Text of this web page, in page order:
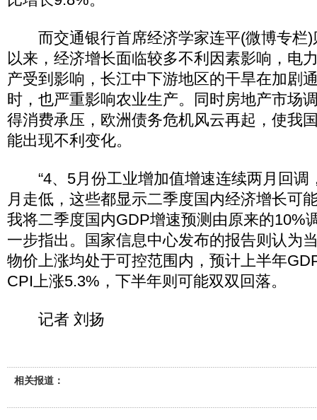
而交通银行首席经济学家连平(微博专栏)
以来，经济增长面临较多不利因素影响，电
产受到影响，长江中下游地区的干旱在加剧
时，也严重影响农业生产。同时房地产市场
得消费承压，欧洲债务危机风云再起，使我
能出现不利变化。
“4、5月份工业增加值增速连续两月回调
月走低，这些都显示二季度国内经济增长可
我将二季度国内GDP增速预测由原来的10%
一步指出。国家信息中心发布的报告则认为
物价上涨均处于可控范围内，预计上半年
CPI上涨5.3%，下半年则可能双双回落。
记者 刘扬
相关报道：